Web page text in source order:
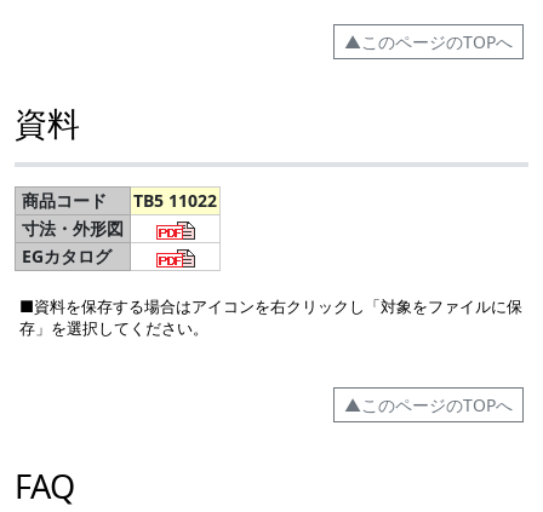
▲このページのTOPへ
資料
商品コード
TB5 11022
寸法・外形図
EGカタログ
■資料を保存する場合はアイコンを右クリックし「対象をファイルに保
存」を選択してください。
▲このページのTOPへ
FAQ